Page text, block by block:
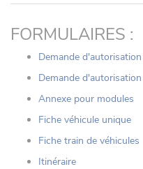
FORMULAIRES :
Demande
Demande d'autorisation
Annexe pour modules
Fiche véhicule unique
Fiche train de véhicules
Itinéraire